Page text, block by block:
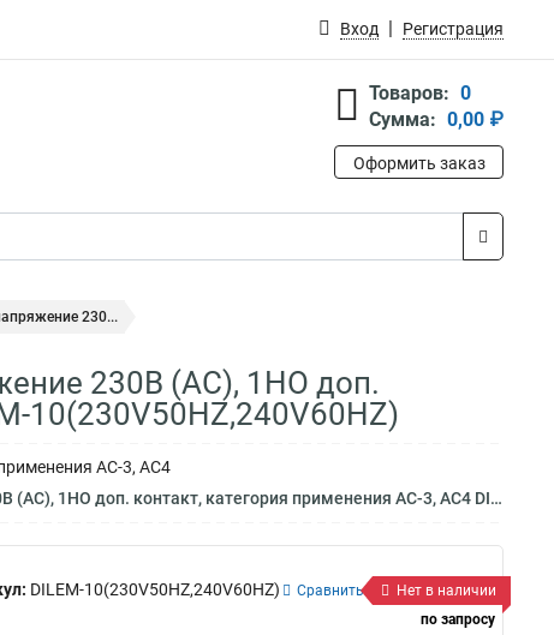
Вход Регистрация
Товаров: 0
Сумма: 0,00 ₽
Оформить заказ
230...
230В (АC), 1НO доп.
10(230V50HZ,240V60HZ)
AC-3, АС4
категория применения AC-3, АС4 DILEM-10(230V50HZ,240V60HZ)
DILEM-10(230V50HZ,240V60HZ) Сравнить
Нет в наличии
по запросу